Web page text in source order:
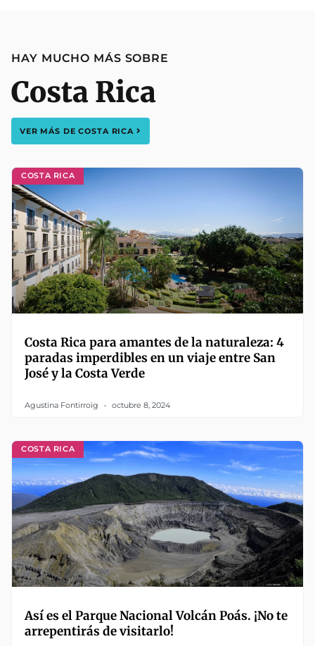
HAY MUCHO MÁS SOBRE
Costa Rica
VER MÁS DECOSTA RICA
COSTA RICA
Costa Rica para amantes de la naturaleza: 4
paradas imperdibles en un viaje entre San
José y la Costa Verde
Agustina Fontirroig octubre 8, 2024
COSTA RICA
Así es el Parque Nacional Volcán Poás. ¡No te
arrepentirás de visitarlo!